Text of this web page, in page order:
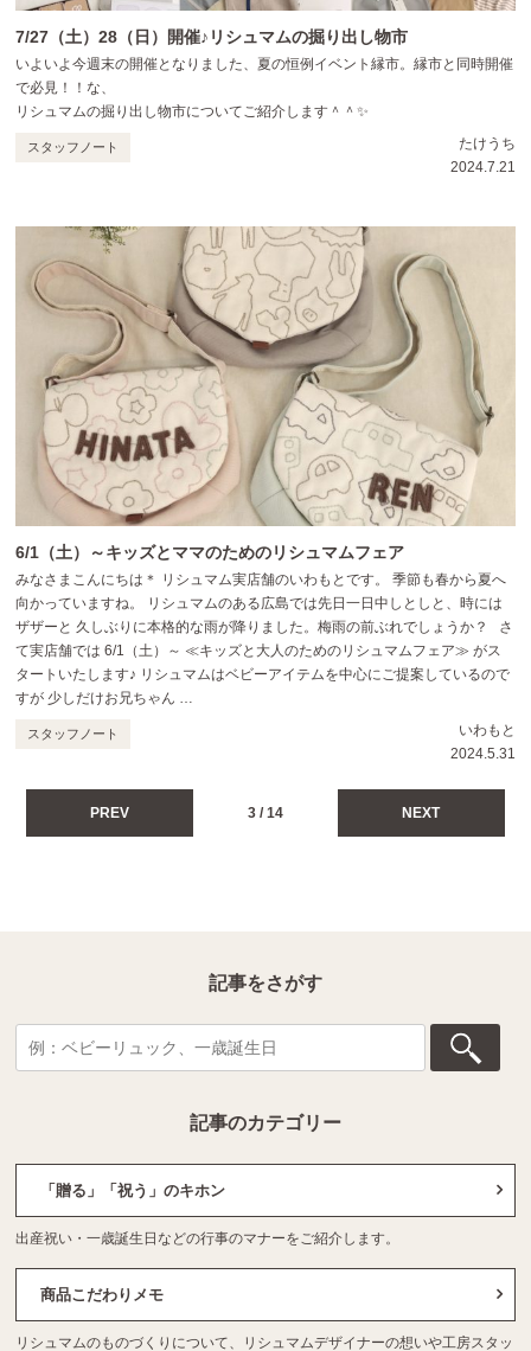
7/27（土）28（日）開催♪リシュマムの掘り出し物市
いよいよ今週末の開催となりました、夏の恒例イベント縁市。縁市と同時開催
で必見！！な、
リシュマムの掘り出し物市についてご紹介します＾＾✨
スタッフノート
たけうち
2024.7.21
6/1（土）～キッズとママのためのリシュマムフェア
みなさまこんにちは＊ リシュマム実店舗のいわもとです。 季節も春から夏へ
向かっていますね。 リシュマムのある広島では先日一日中しとしと、時には
ザザーと 久しぶりに本格的な雨が降りました。梅雨の前ぶれでしょうか？ さ
て実店舗では 6/1（土）～ ≪キッズと大人のためのリシュマムフェア≫ がス
タートいたします♪ リシュマムはベビーアイテムを中心にご提案しているので
すが 少しだけお兄ちゃん …
スタッフノート
いわもと
2024.5.31
3 / 14
PREV NEXT
記事をさがす
記事のカテゴリー
「贈る」「祝う」のキホン
出産祝い・一歳誕生日などの行事のマナーをご紹介します。
商品こだわりメモ
リシュマムのものづくりについて、リシュマムデザイナーの想いや工房スタッ